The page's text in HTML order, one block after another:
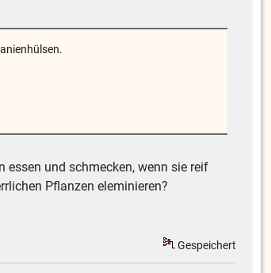
essen und schmecken, wenn sie reif
Pflanzen eleminieren?
Gespeichert